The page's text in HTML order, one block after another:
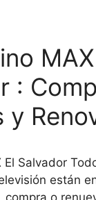
:
y
Salvador
están
compra o